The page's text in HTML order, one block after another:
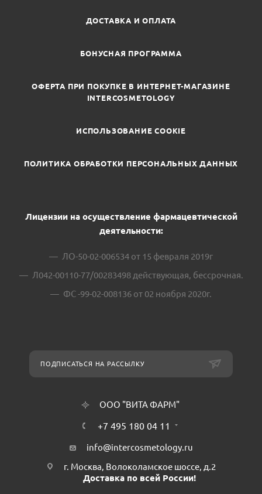
ДОСТАВКА И ОПЛАТА
БОНУСНАЯ ПРОГРАММА
ОФЕРТА ПРИ ПОКУПКЕ В ИНТЕРНЕТ-МАГАЗИНЕ
INTERCOSMETOLOGY
ИСПОЛЬЗОВАНИЕ COOKIE
ПОЛИТИКА ОБРАБОТКИ ПЕРСОНАЛЬНЫХ ДАННЫХ
Лицензии на осуществление фармацевтической
деятельности:
ЛО-50-02-006534 от 15 февраля 2019г
Л042-00110-77/00283498 действующая, бессрочная.
ФС -99-02-008136 от 02 ноября 2020г.
ПОДПИСАТЬСЯ НА РАССЫЛКУ
ООО "ВИТА ФАРМ"
+7 495 180 04 11
info@intercosmetology.ru
г. Москва, Волоколамское шоссе, д.2
Доставка по всей России!